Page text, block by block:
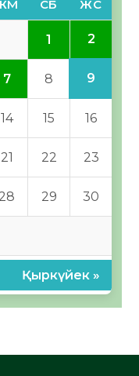
СБ ЖС
1 2
7 8 9
14 15 16
21 22 23
28 29 30
Қыркүйек »